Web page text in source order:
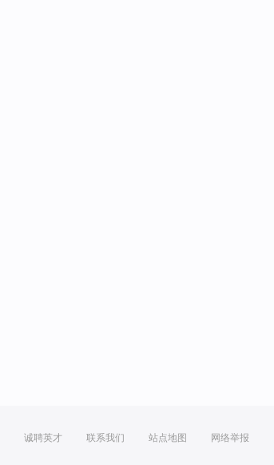
诚聘英才 联系我们 站点地图 网络举报